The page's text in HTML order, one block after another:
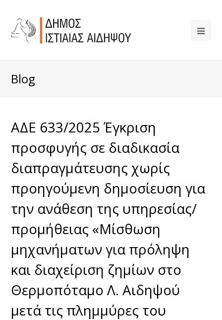
Blog
ΑΔΕ 633/2025 Έγκριση
προσφυγής σε διαδικασία
διαπραγμάτευσης χωρίς
προηγούμενη δημοσίευση για
την ανάθεση της υπηρεσίας/
προμήθειας «Μίσθωση
μηχανήματων για πρόληψη
και διαχείριση ζημίων στο
Θερμοπόταμο Λ. Αιδηψού
μετά τις πλημμύρες του